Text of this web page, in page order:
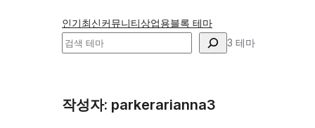
인기최신커뮤니티상업용블록 테마
검
3 테마
작성자: parkerarianna3